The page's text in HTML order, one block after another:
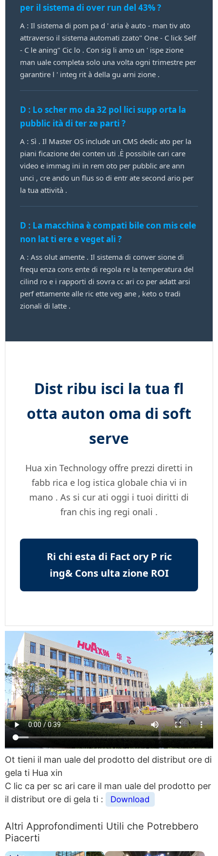
per il sistema di over run del 43% ?
A : Il sistema di pom pa d ' aria è auto - man tiv ato
attraverso il sistema automati zzato" One - C lick Self
- C le aning" Cic lo . Con sig li amo un ' ispe zione
man uale completa solo una volta ogni trimestre per
garantire l ' integ rit à della gu arni zione .
D : Lo scher mo da 32 pol lici supp orta la
pubblic ità di ter ze parti ?
A : Sì . Il Master OS include un CMS dedic ato per la
piani ficazione dei conten uti .È possibile cari care
video e immag ini in rem oto per pubblic are ann
unci , cre ando un flus so di entr ate second ario per
la tua attività .
D : La macchina è compati bile con mis cele
non lat ti ere e veget ali ?
A : Ass olut amente . Il sistema di conver sione di
frequ enza cons ente di regola re la temperatura del
cilind ro e i rapporti di sovra cc ari co per adatt arsi
perf ettamente alle ric ette veg ane , keto o tradi
zionali di latte .
Dist ribu isci la tua fl
otta auton oma di soft
serve
Hua xin Technology offre prezzi diretti in
fabb rica e log istica globale chia vi in
mano . As si cur ati oggi i tuoi diritti di
fran chis ing regi onali .
Ri chi esta di Fact ory P ric
ing& Cons ulta zione ROI
Ot tieni il man uale del prodotto del distribut ore di
gela ti Hua xin
C lic ca per sc ari care il man uale del prodotto per
il distribut ore di gela ti :
Download
Altri Approfondimenti Utili che Potrebbero
Piacerti